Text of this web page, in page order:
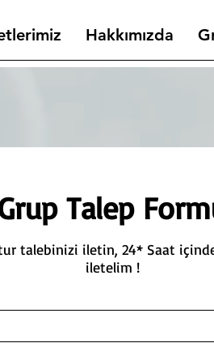
Hakkımızda
Talep
tur talebinizi iletin, 24* Saat
iletelim !